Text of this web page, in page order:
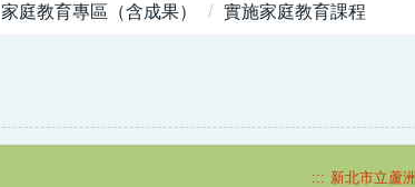
家庭教育專區（含成果） 實施家庭教育課程
::: 新北市立蘆